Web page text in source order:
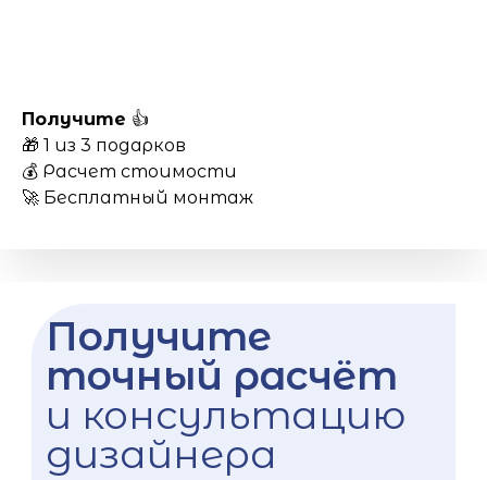
Получите 👍
🎁 1 из 3 подарков
💰 Расчет стоимости
🚀 Бесплатный монтаж
Получите
точный расчёт
и консультацию
дизайнера